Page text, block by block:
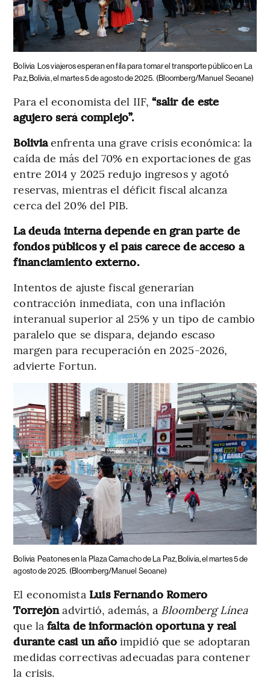
Bolivia Los viajeros esperan en fila para tomar el transporte público en La
Paz, Bolivia, el martes 5 de agosto de 2025. (Bloomberg/Manuel Seoane)
Para el economista del IIF,“salir de este
agujero será complejo”.
Boliviaenfrenta una grave crisis económica: la
caída de más del 70% en exportaciones de gas
entre 2014 y 2025 redujo ingresos y agotó
reservas, mientras el déficit fiscal alcanza
cerca del 20% del PIB.
La deuda interna depende en gran parte de
fondos públicos y el país carece de acceso a
financiamiento externo.
Intentos de ajuste fiscal generarían
contracción inmediata, con una inflación
interanual superior al 25% y un tipo de cambio
paralelo que se dispara, dejando escaso
margen para recuperación en 2025-2026,
advierte Fortun.
Bolivia Peatones en la Plaza Camacho de La Paz, Bolivia, el martes 5 de
agosto de 2025. (Bloomberg/Manuel Seoane)
El economista Luis Fernando Romero
Torrejónadvirtió, además, a Bloomberg Línea
que lafalta de información oportuna y real
durante casi un añoimpidió que se adoptaran
medidas correctivas adecuadas para contener
la crisis.